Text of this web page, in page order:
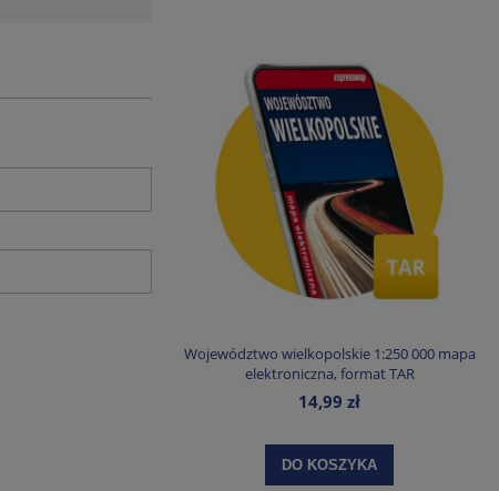
Województwo wielkopolskie 1:250 000 mapa
elektroniczna, format TAR
14,99 zł
DO KOSZYKA